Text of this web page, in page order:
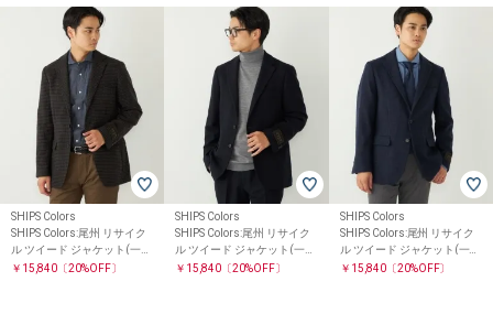
SHIPS Colors
SHIPS Colors:尾州 リサイク
ル ツイード ジャケット(一部
セットアップ対応)
￥15,840〔20%OFF〕
SHIPS Colors
SHIPS Colors:尾州 リサイク
ル ツイード ジャケット(一部
セットアップ対応)
￥15,840 〔20%OFF〕
SHIPS Colors
SHIPS Colors:尾州 リサイク
ル ツイード ジャケット(一部
セットアップ対応)
￥15,840〔20%OFF〕